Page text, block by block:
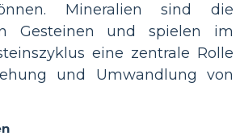
Mineralien sind die
Gesteinen und spielen im
eine zentrale Rolle
und Umwandlung von